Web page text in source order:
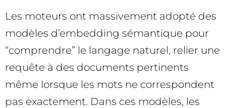
Les moteurs ont massivement adopté des
modèles d’embedding sémantique pour
“comprendre” le langage naturel, relier une
requête à des documents pertinents
même lorsque les mots ne correspondent
pas exactement. Dans ces modèles, les